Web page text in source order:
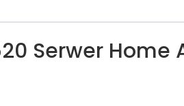
Serwer Home